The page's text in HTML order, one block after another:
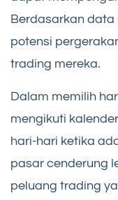
Berdasarkan data
potensi
trading mereka.
Dalam memilih
mengikuti
hari-hari ketika
pasar cenderung
peluang trading